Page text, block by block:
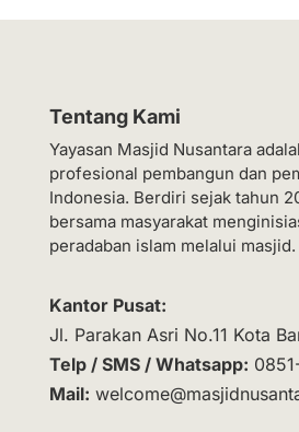
Tentang Kami
Yayasan Masjid Nusantara
profesional pembangun dan
Indonesia. Berdiri sejak tahun
bersama masyarakat
peradaban islam melalui masjid.
Kantor Pusat:
Jl. Parakan Asri No.11 Kota
Telp / SMS / Whatsapp:
Mail: